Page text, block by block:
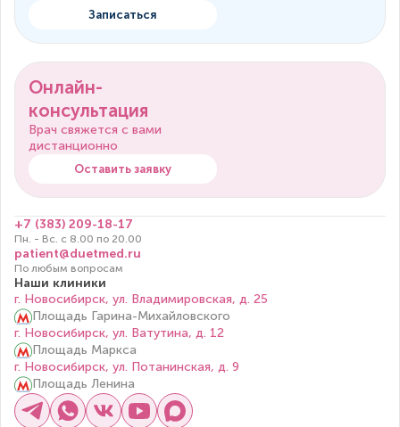
Записаться
Онлайн-
консультация
Врач свяжется с вами
дистанционно
Оставить заявку
+7 (383) 209-18-17
Пн. - Вс. с 8.00 по 20.00
patient@duetmed.ru
По любым вопросам
Наши клиники
г. Новосибирск, ул. Владимировская, д. 25
Площадь Гарина-Михайловского
г. Новосибирск, ул. Ватутина, д. 12
Площадь Маркса
г. Новосибирск, ул. Потанинская, д. 9
Площадь Ленина